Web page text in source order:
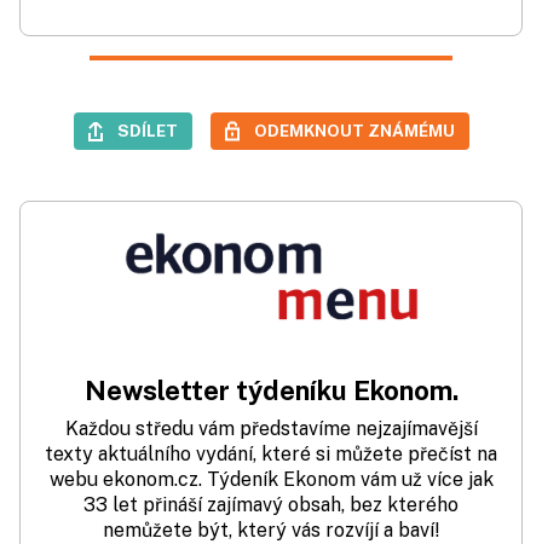
SDÍLET ODEMKNOUT ZNÁMÉMU
Newsletter týdeníku Ekonom.
Každou středu vám představíme nejzajímavější
texty aktuálního vydání, které si můžete přečíst na
webu ekonom.cz. Týdeník Ekonom vám už více jak
33 let přináší zajímavý obsah, bez kterého
nemůžete být, který vás rozvíjí a baví!